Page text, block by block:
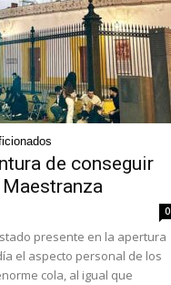
de conseguir
0
presente en la apertura
el aspecto personal de los
cola, al igual que